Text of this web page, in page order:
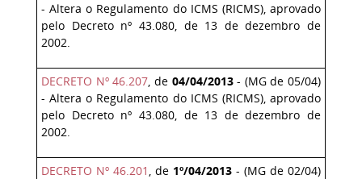
- Altera o Regulamento do ICMS (RICMS), aprovado
pelo Decreto nº 43.080, de 13 de dezembro de
2002.
DECRETO Nº 46.207, de 04/04/2013- (MG de 05/04)
- Altera o Regulamento do ICMS (RICMS), aprovado
pelo Decreto nº 43.080, de 13 de dezembro de
2002.
DECRETO Nº 46.201 , de 1º/04/2013 - (MG de 02/04)